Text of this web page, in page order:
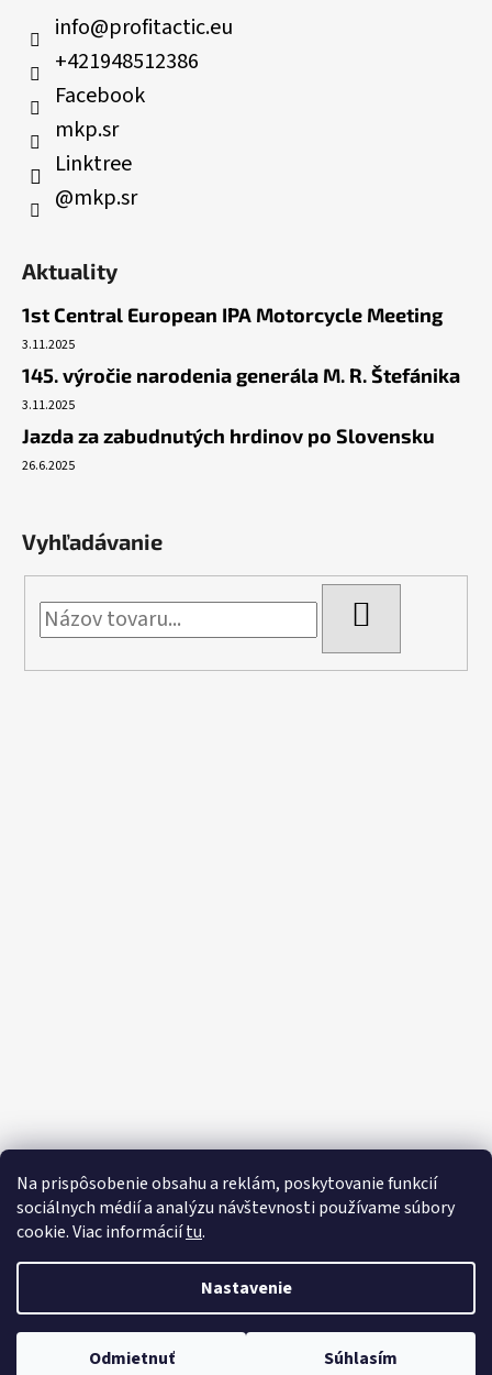
Na prispôsobenie obsahu a reklám, poskytovanie funkcií
sociálnych médií a analýzu návštevnosti používame súbory
cookie. Viac informáciítu.
Nastavenie
Odmietnuť Súhlasím
info@profitactic.eu
+421948512386
Facebook
mkp.sr
Linktree
@mkp.sr
Aktuality
1st Central European IPA Motorcycle Meeting
3.11.2025
145. výročie narodenia generála M. R. Štefánika
3.11.2025
Jazda za zabudnutých hrdinov po Slovensku
26.6.2025
Vyhľadávanie
Vytvoril Shoptet
Copyright 2026Motorový klub Polície
Slovenskej republiky. Všetky práva vyhradené.
Upraviť nastavenie cookies